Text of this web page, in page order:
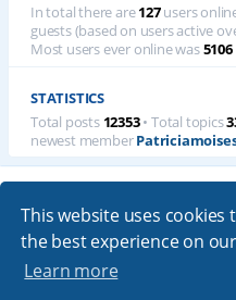
This website uses cookies
the best experience on
Learn more
In total there are127users
guests (based on users active
Most users ever online was5106
STATISTICS
Total posts 12353• Total topics
newest member
Board index